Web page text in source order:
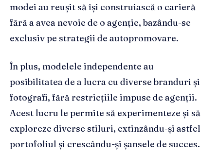
modei au reușit să își construiască o carieră
fără a avea nevoie de o agenție, bazându-se
exclusiv pe strategii de autopromovare.
În plus, modelele independente au
posibilitatea de a lucra cu diverse branduri și
fotografi, fără restricțiile impuse de agenții.
Acest lucru le permite să experimenteze și să
exploreze diverse stiluri, extinzându-și astfel
portofoliul și crescându-și șansele de succes.